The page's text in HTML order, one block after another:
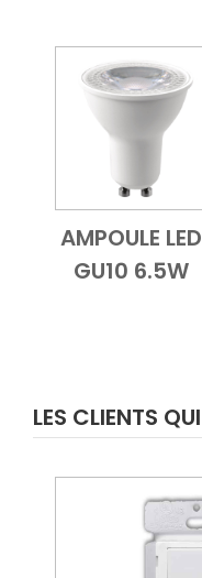
Add to Cart
Vue
AMPOULE LED
GU10 6.5W
LES CLIENTS